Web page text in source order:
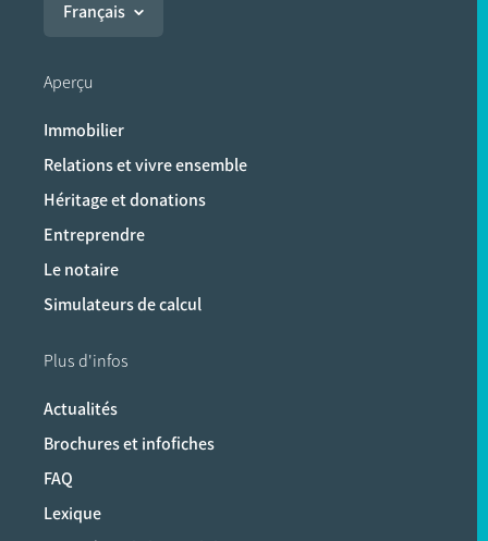
Français
Aperçu
Immobilier
Relations et vivre ensemble
Héritage et donations
Entreprendre
Le notaire
Simulateurs de calcul
Plus d'infos
Actualités
Brochures et infofiches
FAQ
Lexique